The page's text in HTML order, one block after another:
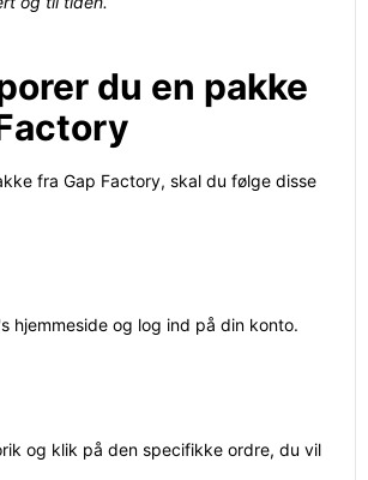
du en pakke
fra Gap Factory, skal du følge disse
hjemmeside og log ind på din konto.
og klik på den specifikke ordre, du vil